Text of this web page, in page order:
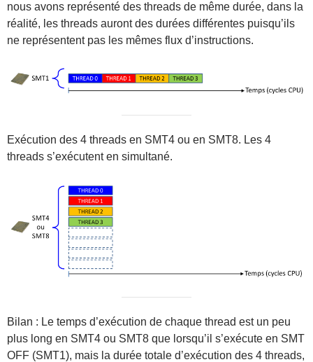
nous avons représenté des threads de même durée, dans la
réalité, les threads auront des durées différentes puisqu’ils
ne représentent pas les mêmes flux d’instructions.
Exécution des 4 threads en SMT4 ou en SMT8. Les 4
threads s’exécutent en simultané.
Bilan : Le temps d’exécution de chaque thread est un peu
plus long en SMT4 ou SMT8 que lorsqu’il s’exécute en SMT
OFF (SMT1), mais la durée totale d’exécution des 4 threads,